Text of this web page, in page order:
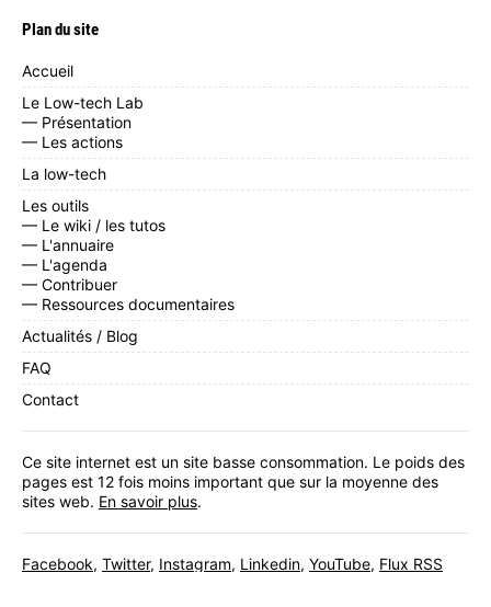
Plan du site
Accueil
Le Low-tech Lab
— Présentation
— Les actions
La low-tech
Les outils
— Le wiki / les tutos
— L'annuaire
— L'agenda
— Contribuer
— Ressources documentaires
Actualités / Blog
FAQ
Contact
Ce site internet est un site basse consommation. Le poids des
pages est 12 fois moins important que sur la moyenne des
sites web. En savoir plus.
Facebook, Twitter, Instagram, Linkedin, YouTube, Flux RSS